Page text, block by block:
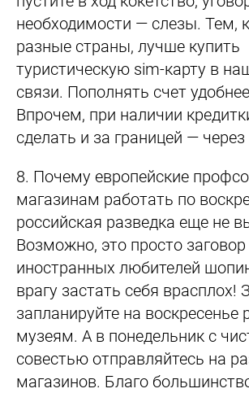
необходимости — слезы. Тем,
разные страны, лучше купить
туристическую sim-карту в
связи. Пополнять счет
Впрочем, при наличии
сделать и за границей —
8. Почему европейские
магазинам работать по
российская разведка еще не
Возможно, это просто
иностранных любителей
врагу застать себя врасплох!
запланируйте на воскресенье
музеям. А в понедельник с
совестью отправляйтесь на
магазинов. Благо